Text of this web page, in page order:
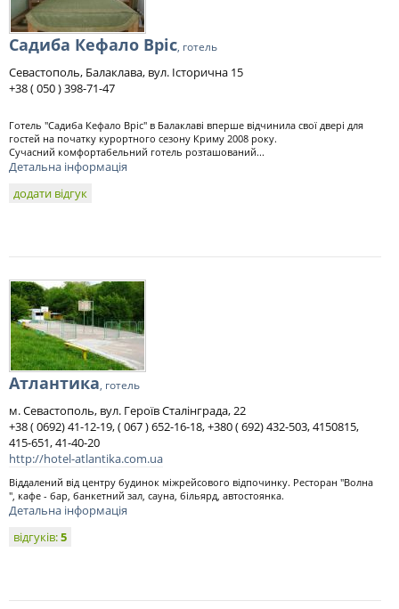
Садиба Кефало Вріс, готель
Севастополь, Балаклава, вул. Історична 15
+38 ( 050 ) 398-71-47
Готель "Садиба Кефало Вріс" в Балаклаві вперше відчинила свої двері для
гостей на початку курортного сезону Криму 2008 року.
Сучасний комфортабельний готель розташований...
Детальна інформація
додати відгук
Атлантика, готель
м. Севастополь, вул. Героїв Сталінграда, 22
+38 ( 0692) 41-12-19, ( 067 ) 652-16-18, +380 ( 692) 432-503, 4150815,
415-651, 41-40-20
http://hotel-atlantika.com.ua
Віддалений від центру будинок міжрейсового відпочинку. Ресторан "Волна
", кафе - бар, банкетний зал, сауна, більярд, автостоянка.
Детальна інформація
відгуків:5